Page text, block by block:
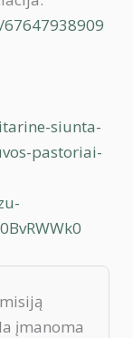
siunta-
pastoriai-
įmanoma